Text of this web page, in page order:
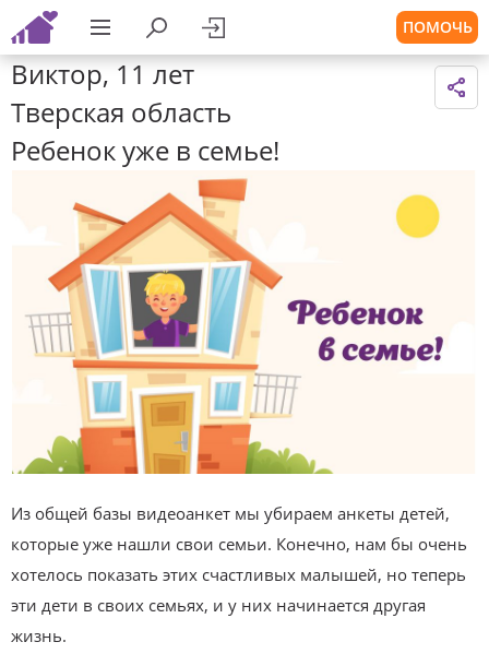
ПОМОЧЬ
Виктор, 11 лет
Тверская область
Ребенок уже в семье!
Из общей базы видеоанкет мы убираем анкеты детей,
которые уже нашли свои семьи. Конечно, нам бы очень
хотелось показать этих счастливых малышей, но теперь
эти дети в своих семьях, и у них начинается другая
жизнь.